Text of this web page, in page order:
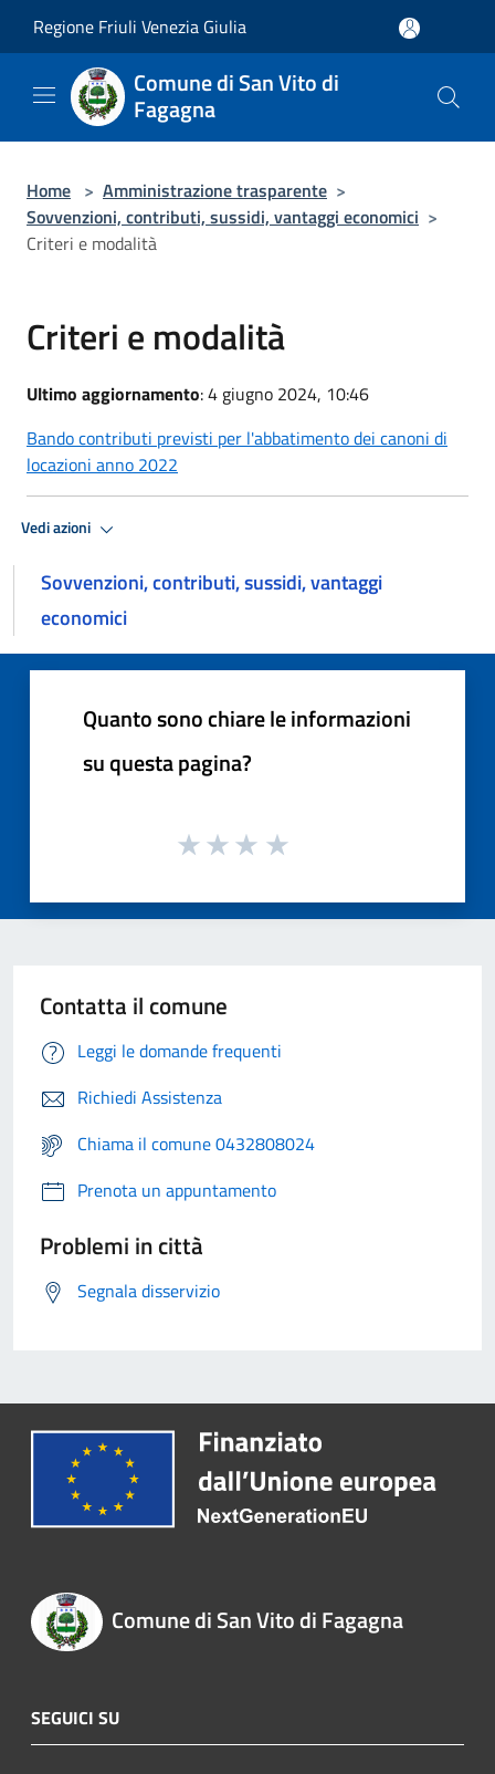
Regione Friuli Venezia Giulia
Comune di San Vito di
Fagagna
Home > Amministrazione trasparente >
Sovvenzioni, contributi, sussidi, vantaggi economici >
Criteri e modalità
Criteri e modalità
Ultimo aggiornamento: 4 giugno 2024, 10:46
Bando contributi previsti per l'abbatimento dei canoni di
locazioni anno 2022
Vedi azioni
Sovvenzioni, contributi, sussidi, vantaggi
economici
Quanto sono chiare le informazioni
su questa pagina?
Contatta il comune
Leggi le domande frequenti
Richiedi Assistenza
Chiama il comune 0432808024
Prenota un appuntamento
Problemi in città
Segnala disservizio
Comune di San Vito di Fagagna
SEGUICI SU